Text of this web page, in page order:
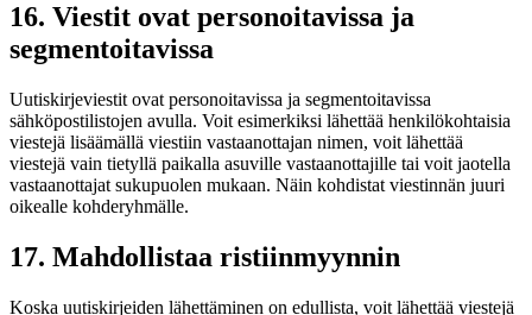
16. Viestit ovat personoitavissa ja
segmentoitavissa
Uutiskirjeviestit ovat personoitavissa ja segmentoitavissa
sähköpostilistojen avulla. Voit esimerkiksi lähettää henkilökohtaisia
viestejä lisäämällä viestiin vastaanottajan nimen, voit lähettää
viestejä vain tietyllä paikalla asuville vastaanottajille tai voit jaotella
vastaanottajat sukupuolen mukaan. Näin kohdistat viestinnän juuri
oikealle kohderyhmälle.
17. Mahdollistaa ristiinmyynnin
Koska uutiskirjeiden lähettäminen on edullista, voit lähettää viestejä